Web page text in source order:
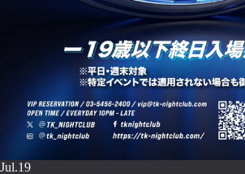
Jul.19